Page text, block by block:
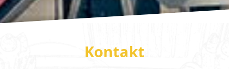
Kontakt